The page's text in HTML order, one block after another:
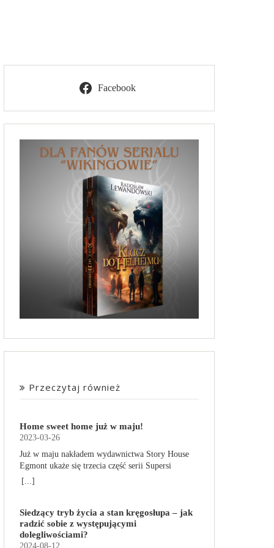
Facebook
Przeczytaj również
Home sweet home już w maju!
2023-03-26
Już w maju nakładem wydawnictwa Story House
Egmont ukaże się trzecia część serii Supersi
scenarzysty Frederic Maupome. Ten tom nosi tytuł
obdarzone supermocami i wspomagane przez
robota o imieniu Al. Są rozdarte między chęcią
prowadzenia normalnego życia wśród ludzi a
[...]
Siedzący tryb życia a stan kręgosłupa – jak
radzić sobie z występującymi
dolegliwościami?
2024-08-12